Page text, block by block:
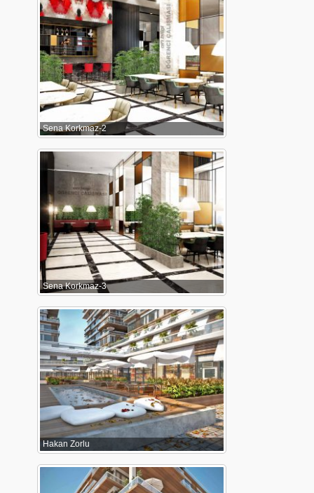
Sena Korkmaz-2
Sena Korkmaz-3
Hakan Zorlu